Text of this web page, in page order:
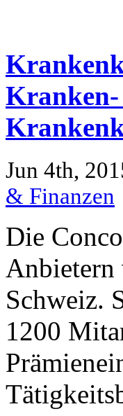
Kranken-
Jun 4th,
& Finanzen
Die
Anbietern
Schweiz.
1200